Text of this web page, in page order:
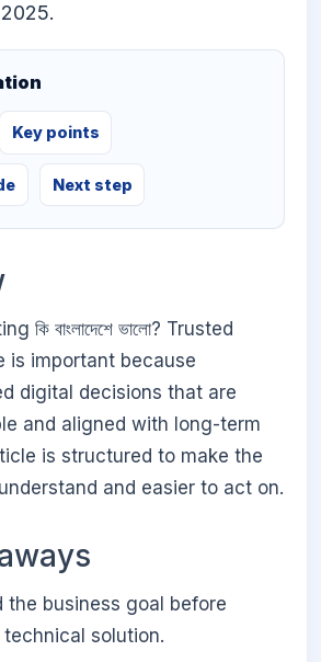
Key points
Next step
কি বাংলাদেশে ভালো? Trusted
is important because
digital decisions that are
and aligned with long-term
is structured to make the
and easier to act on.
the business goal before
solution.